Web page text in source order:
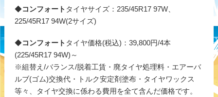
◆コンフォート タイヤサイズ：235/45R17 97W、
225/45R17 94W(2サイズ)
◆コンフォート タイヤ価格(税込)：39,800円/4本
(225/45R17 94W)～
※組替え/バランス/脱着工賃・廃タイヤ処理料・エアーバ
ルブ(ゴム)交換代・トルク安定剤塗布・タイヤワックス
等々、タイヤ交換に係わる費用を全て含んだ価格です。